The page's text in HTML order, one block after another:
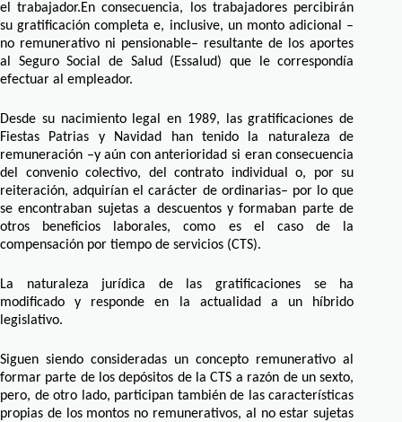
el trabajador.En consecuencia, los trabajadores percibirán
su gratificación completa e, inclusive, un monto adicional –
no remunerativo ni pensionable– resultante de los aportes
al Seguro Social de Salud (Essalud) que le correspondía
efectuar al empleador.
Desde su nacimiento legal en 1989, las gratificaciones de
Fiestas Patrias y Navidad han tenido la naturaleza de
remuneración –y aún con anterioridad si eran consecuencia
del convenio colectivo, del contrato individual o, por su
reiteración, adquirían el carácter de ordinarias– por lo que
se encontraban sujetas a descuentos y formaban parte de
otros beneficios laborales, como es el caso de la
compensación por tiempo de servicios (CTS).
La naturaleza jurídica de las gratificaciones se ha
modificado y responde en la actualidad a un híbrido
legislativo.
Siguen siendo consideradas un concepto remunerativo al
formar parte de los depósitos de la CTS a razón de un sexto,
pero, de otro lado, participan también de las características
propias de los montos no remunerativos, al no estar sujetas